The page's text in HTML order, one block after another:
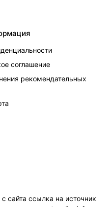
соглашение
рекомендательных
сайта ссылка на источник